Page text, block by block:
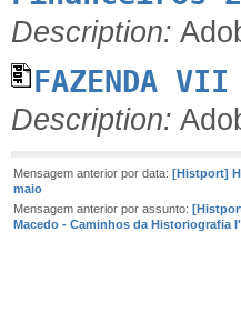
Description:
FAZENDA VII
Description:
Mensagem anterior por data: [Histport]
maio
Mensagem anterior por assunto:
Macedo - Caminhos da Historiografia